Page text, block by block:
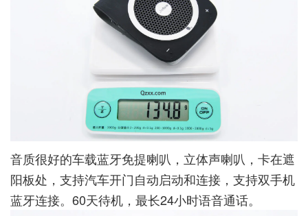
音质很好的车载蓝牙免提喇叭，立体声喇叭，卡在遮
阳板处，支持汽车开门自动启动和连接，支持双手机
蓝牙连接。60天待机，最长24小时语音通话。